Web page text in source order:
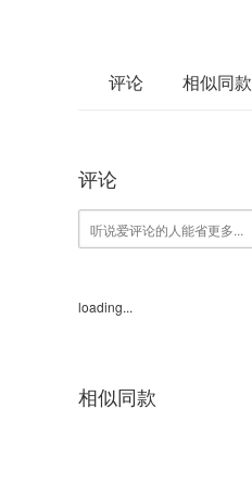
评论 相似同款
评论
loading...
相似同款